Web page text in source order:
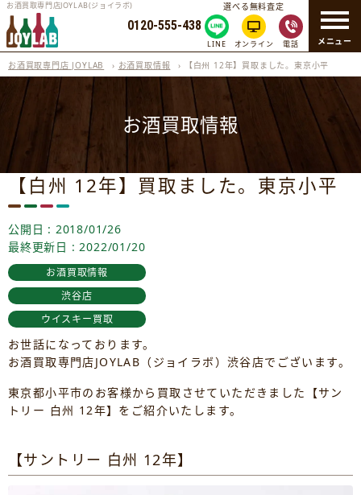
メニュー
お酒買取専門店JOYLAB(ジョイラボ)
0120-555-438
選べる無料査定
LINE オンライン 電話
お酒買取専門店 JOYLAB › お酒買取情報 › 【白州 12年】買取ました。東京小平
お酒買取情報
【白州 12年】買取ました。東京小平
公開日 : 2018/01/26
最終更新日 : 2022/01/20
お酒買取情報
渋谷店
ウイスキー買取
お世話になっております。
お酒買取専門店JOYLAB（ジョイラボ）渋谷店でございます。
東京都小平市のお客様から買取させていただきました【サン
トリー 白州 12年】をご紹介いたします。
【サントリー 白州 12年】